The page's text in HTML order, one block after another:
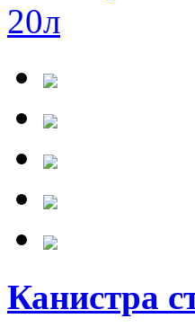
Канистра